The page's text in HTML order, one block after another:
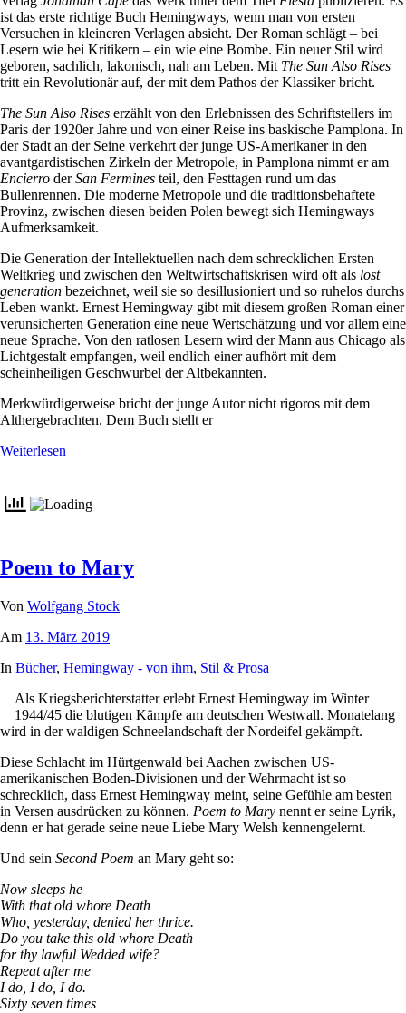
ist das erste richtige Buch Hemingways, wenn man von ersten
Versuchen in kleineren Verlagen absieht. Der Roman schlägt – bei
Lesern wie bei Kritikern – ein wie eine Bombe. Ein neuer Stil wird
geboren, sachlich, lakonisch, nah am Leben. Mit The Sun Also Rises
tritt ein Revolutionär auf, der mit dem Pathos der Klassiker bricht.
The Sun Also Rises erzählt von den Erlebnissen des Schriftstellers im
Paris der 1920er Jahre und von einer Reise ins baskische Pamplona. In
der Stadt an der Seine verkehrt der junge US-Amerikaner in den
avantgardistischen Zirkeln der Metropole, in Pamplona nimmt er am
Encierro derSan Fermines teil, den Festtagen rund um das
Bullenrennen. Die moderne Metropole und die traditionsbehaftete
Provinz, zwischen diesen beiden Polen bewegt sich Hemingways
Aufmerksamkeit.
Die Generation der Intellektuellen nach dem schrecklichen Ersten
Weltkrieg und zwischen den Weltwirtschaftskrisen wird oft als lost
generation bezeichnet, weil sie so desillusioniert und so ruhelos durchs
Leben wankt. Ernest Hemingway gibt mit diesem großen Roman einer
verunsicherten Generation eine neue Wertschätzung und vor allem eine
neue Sprache. Von den ratlosen Lesern wird der Mann aus Chicago als
Lichtgestalt empfangen, weil endlich einer aufhört mit dem
scheinheiligen Geschwurbel der Altbekannten.
Merkwürdigerweise bricht der junge Autor nicht rigoros mit dem
Althergebrachten. Dem Buch stellt er
Weiterlesen
Poem to Mary
Von Wolfgang Stock
Am 13. März 2019
In Bücher, Hemingway - von ihm, Stil & Prosa
Als Kriegsberichterstatter erlebt Ernest Hemingway im Winter
1944/45 die blutigen Kämpfe am deutschen Westwall. Monatelang
wird in der waldigen Schneelandschaft der Nordeifel gekämpft.
Diese Schlacht im Hürtgenwald bei Aachen zwischen US-
amerikanischen Boden-Divisionen und der Wehrmacht ist so
schrecklich, dass Ernest Hemingway meint, seine Gefühle am besten
in Versen ausdrücken zu können. Poem to Mary nennt er seine Lyrik,
denn er hat gerade seine neue Liebe Mary Welsh kennengelernt.
Und sein Second Poem an Mary geht so:
Now sleeps he
With that old whore Death
Who, yesterday, denied her thrice.
Do you take this old whore Death
for thy lawful Wedded wife?
Repeat after me
I do, I do, I do.
Sixty seven times